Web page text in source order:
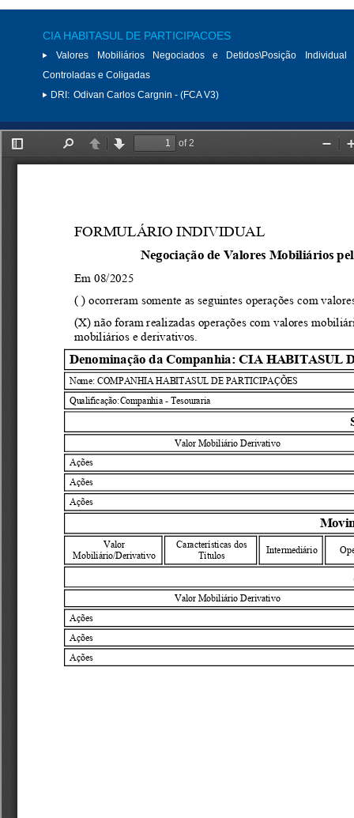
CIA HABITASUL DE PARTICIPACOES
Valores Mobiliários Negociados e Detidos\Posição
Controladas e Coligadas
DRI: Odivan Carlos Cargnin - (FCA V3)